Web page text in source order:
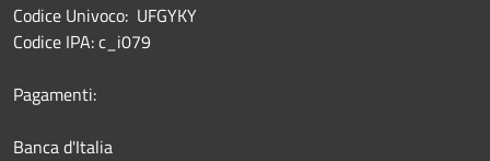
Codice Univoco: UFGYKY
Codice IPA: c_i079
Pagamenti:
Banca d'Italia